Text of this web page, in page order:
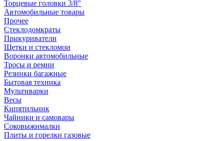
Торцевые головки 3/8"
Автомобильные товары
Прочее
Стеклодомкраты
Прикуриватели
Щетки и стекломои
Воронки автомобильные
Тросы и ремни
Резинки багажные
Бытовая техника
Мультиварки
Весы
Кипятильник
Чайники и самовары
Соковыжималки
Плиты и горелки газовые